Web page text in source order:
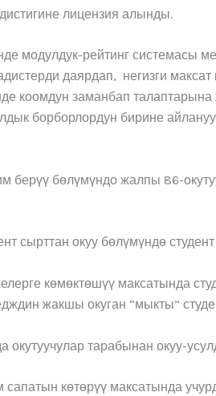
лицензия алынды.
модулдук-рейтинг системасы
даярдап, негизги
коомдун заманбап
борборлордун бирине
берүү бөлүмүндо жалпы 86-
сырттан окуу бөлүмүндө
көмөктөшүү максатында
жакшы окуган “мыкты”
тарабынан окуу-
көтөрүү максатында